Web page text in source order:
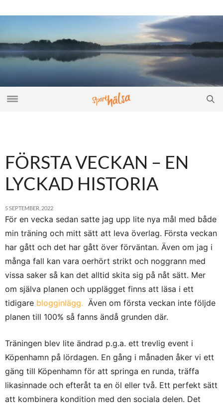
FÖRSTA VECKAN – EN
LYCKAD HISTORIA
5 SEPTEMBER, 2022
För en vecka sedan satte jag upp lite nya mål med både
min träning och mitt sätt att leva överlag. Första veckan
har gått och det har gått över förväntan. Även om jag i
många fall kan vara oerhört strikt och noggrann med
vissa saker så kan det alltid skita sig på nåt sätt. Mer
om själva planen och upplägget finns att läsa i ett
tidigare blogginlägg. Även om första veckan inte följde
planen till 100% så fanns ändå grunden där.
Träningen blev lite ändrad p.g.a. ett trevlig event i
Köpenhamn på lördagen. En gång i månaden åker vi ett
gäng till Köpenhamn för att springa en runda, träffa
likasinnade och efteråt ta en öl eller två. Ett perfekt sätt
att kombinera kondition med den sociala delen. Det